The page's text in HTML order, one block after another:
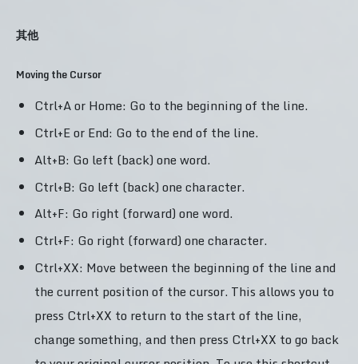
其他
Moving the Cursor
Ctrl+A or Home: Go to the beginning of the line.
Ctrl+E or End: Go to the end of the line.
Alt+B: Go left (back) one word.
Ctrl+B: Go left (back) one character.
Alt+F: Go right (forward) one word.
Ctrl+F: Go right (forward) one character.
Ctrl+XX: Move between the beginning of the line and
the current position of the cursor. This allows you to
press Ctrl+XX to return to the start of the line,
change something, and then press Ctrl+XX to go back